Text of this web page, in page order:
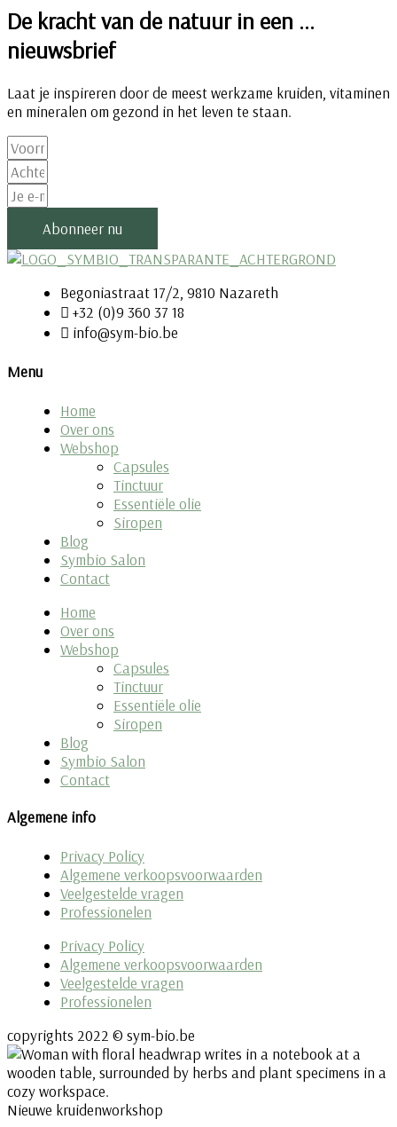
De kracht van de natuur in een …
nieuwsbrief
Laat je inspireren door de meest werkzame kruiden, vitaminen
en mineralen om gezond in het leven te staan.
Abonneer nu
Begoniastraat 17/2, 9810 Nazareth
+32 (0)9 360 37 18
info@sym-bio.be
Menu
Home
Over ons
Webshop
Capsules
Tinctuur
Essentiële olie
Siropen
Blog
Symbio Salon
Contact
Home
Over ons
Webshop
Capsules
Tinctuur
Essentiële olie
Siropen
Blog
Symbio Salon
Contact
Algemene info
Privacy Policy
Algemene verkoopsvoorwaarden
Veelgestelde vragen
Professionelen
Privacy Policy
Algemene verkoopsvoorwaarden
Veelgestelde vragen
Professionelen
copyrights 2022 © sym-bio.be
Nieuwe kruidenworkshop